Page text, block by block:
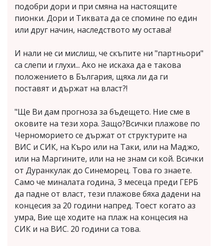
подобри дори и при смяна на настоящите
пионки. Дори и Тиквата да се спомине по един
или друг начин, наследството му остава!
И нали не си мислиш, че скъпите ни "партньори"
са слепи и глухи... Ако не искаха да е такова
положението в България, щяха ли да ги
поставят и държат на власт?!
"Ще Ви дам прогноза за бъдещето. Ние сме в
оковите на тези хора. Защо?Всички плажове по
Черноморието се държат от структурите на
ВИС и СИК, на Къро или на Таки, или на Маджо,
или на Маргините, или на не знам си кой. Всички
от Дуранкулак до Синеморец. Това го знаете.
Само че миналата година, 3 месеца преди ГЕРБ
да падне от власт, тези плажове бяха дадени на
концесия за 20 години напред. Тоест когато аз
умра, Вие ще ходите на плаж на концесия на
СИК и на ВИС. 20 години са това.